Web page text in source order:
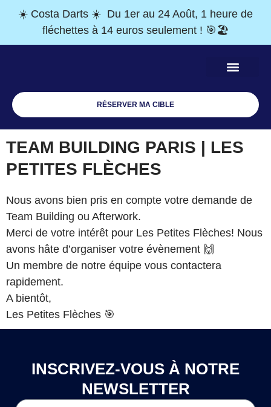
☀️ Costa Darts ☀️ Du 1er au 24 Août, 1 heure de
fléchettes à 14 euros seulement ! 🎯🏖️
RÉSERVER MA CIBLE
TEAM BUILDING PARIS | LES
PETITES FLÈCHES
Nous avons bien pris en compte votre demande de
Team Building ou Afterwork.
Merci de votre intérêt pour Les Petites Flèches! Nous
avons hâte d’organiser votre évènement 🙌
Un membre de notre équipe vous contactera
rapidement.
A bientôt,
Les Petites Flèches 🎯
INSCRIVEZ-VOUS À NOTRE
NEWSLETTER